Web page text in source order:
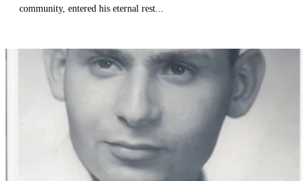
community, entered his eternal rest...